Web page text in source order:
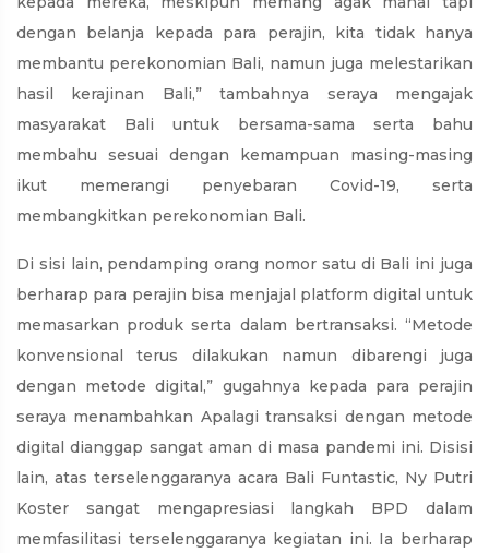
dengan belanja kepada para perajin, kita tidak hanya
membantu perekonomian Bali, namun juga melestarikan
hasil kerajinan Bali,” tambahnya seraya mengajak
masyarakat Bali untuk bersama-sama serta bahu
membahu sesuai dengan kemampuan masing-masing
ikut memerangi penyebaran Covid-19, serta
membangkitkan perekonomian Bali.
Di sisi lain, pendamping orang nomor satu di Bali ini juga
berharap para perajin bisa menjajal platform digital untuk
memasarkan produk serta dalam bertransaksi. “Metode
konvensional terus dilakukan namun dibarengi juga
dengan metode digital,” gugahnya kepada para perajin
seraya menambahkan Apalagi transaksi dengan metode
digital dianggap sangat aman di masa pandemi ini. Disisi
lain, atas terselenggaranya acara Bali Funtastic, Ny Putri
Koster sangat mengapresiasi langkah BPD dalam
memfasilitasi terselenggaranya kegiatan ini. Ia berharap